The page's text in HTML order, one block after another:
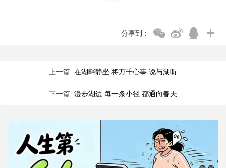
分享到：
上一篇: 在湖畔静坐 将万千心事 说与湖听
下一篇: 漫步湖边 每一条小径 都通向春天